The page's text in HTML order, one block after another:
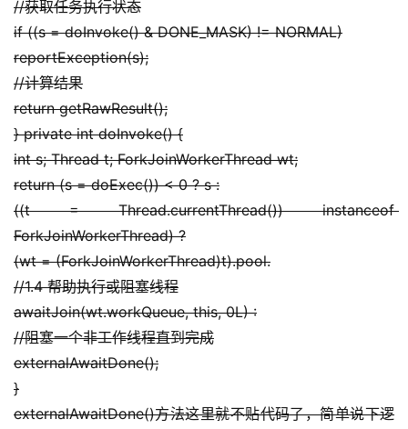
//获取任务执行状态
if ((s = doInvoke() & DONE_MASK) != NORMAL)
reportException(s);
//计算结果
return getRawResult();
} private int doInvoke() {
int s; Thread t; ForkJoinWorkerThread wt;
return (s = doExec()) < 0 ? s :
((t = Thread.currentThread()) instanceof
ForkJoinWorkerThread) ?
(wt = (ForkJoinWorkerThread)t).pool.
//1.4 帮助执行或阻塞线程
awaitJoin(wt.workQueue, this, 0L) :
//阻塞一个非工作线程直到完成
externalAwaitDone();
}
externalAwaitDone()方法这里就不贴代码了，简单说下逻